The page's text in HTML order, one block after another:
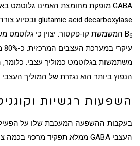
GABA מופקת מחומצת האמינו גלוטמט
glutamic acid decarboxylase ובסיוע
B6 המשמשת קו-פקטור . יצוין כי
משתמשות בגלוטמט כמוליך עצבי.
הנפוץ ביותר הוא נגזרת של המוליך
השפעות רגשיות
בעקבות ההשפעה המעכבת שלו על
העצבי